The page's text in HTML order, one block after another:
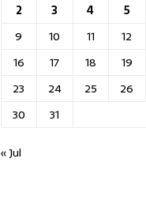
2
3 4 5
9
10 11 12
16
17 18 19
23
24 25 26
30
31
« Jul